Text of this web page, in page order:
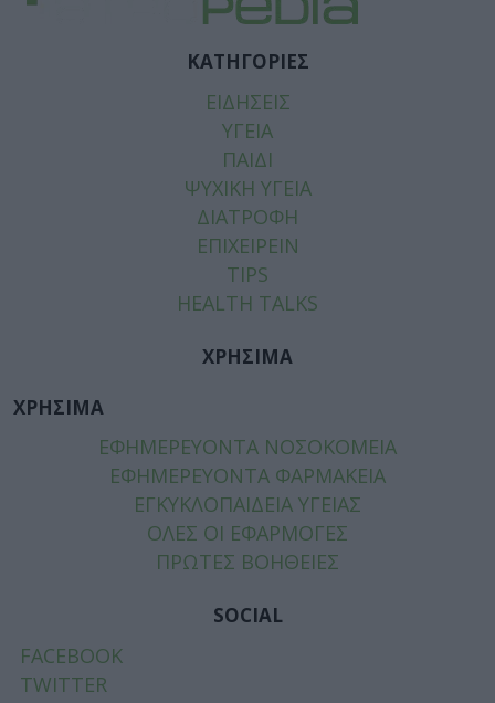
ΚΑΤΗΓΟΡΙΕΣ
ΕΙΔΗΣΕΙΣ
ΥΓΕΙΑ
ΠΑΙΔΙ
ΨΥΧΙΚΗ ΥΓΕΙΑ
ΔΙΑΤΡΟΦΗ
ΕΠΙΧΕΙΡΕΙΝ
TIPS
HEALTH TALKS
ΧΡΗΣΙΜΑ
ΧΡΗΣΙΜΑ
ΕΦΗΜΕΡΕΥΟΝΤΑ ΝΟΣΟΚΟΜΕΙΑ
ΕΦΗΜΕΡΕΥΟΝΤΑ ΦΑΡΜΑΚΕΙΑ
ΕΓΚΥΚΛΟΠΑΙΔΕΙΑ ΥΓΕΙΑΣ
ΟΛΕΣ ΟΙ ΕΦΑΡΜΟΓΕΣ
ΠΡΩΤΕΣ ΒΟΗΘΕΙΕΣ
SOCIAL
FACEBOOK
TWITTER